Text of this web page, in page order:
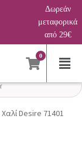
Δωρεάν
μεταφορικά
από 29€
0
Χαλί Desire 71401